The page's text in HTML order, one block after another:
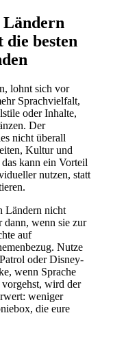
Ländern
die besten
lohnt sich vor
Sprachvielfalt,
oder Inhalte,
Der
nicht überall
Kultur und
kann ein Vorteil
nutzen, statt
Ländern nicht
dann, wenn sie zur
auf
Nutze
oder Disney-
wenn Sprache
wird der
weniger
die eure